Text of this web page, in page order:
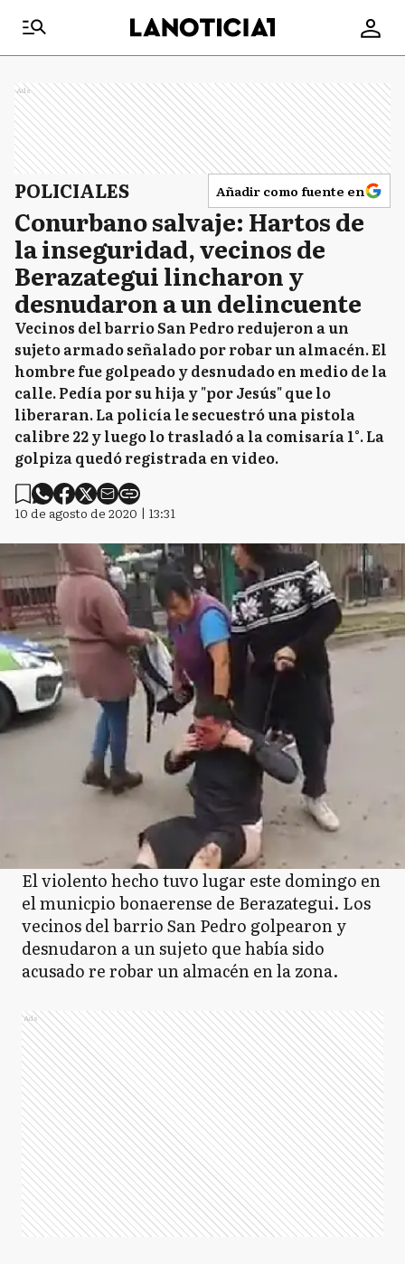
Ads
POLICIALES Añadir como fuente en
Conurbano salvaje: Hartos de
la inseguridad, vecinos de
Berazategui lincharon y
desnudaron a un delincuente
Vecinos del barrio San Pedro redujeron a un
sujeto armado señalado por robar un almacén. El
hombre fue golpeado y desnudado en medio de la
calle. Pedía por su hija y "por Jesús" que lo
liberaran. La policía le secuestró una pistola
calibre 22 y luego lo trasladó a la comisaría 1°. La
golpiza quedó registrada en video.
10 de agosto de 2020 | 13:31
El violento hecho tuvo lugar este domingo en
el municpio bonaerense de Berazategui. Los
vecinos del barrio San Pedro golpearon y
desnudaron a un sujeto que había sido
acusado re robar un almacén en la zona.
Ads